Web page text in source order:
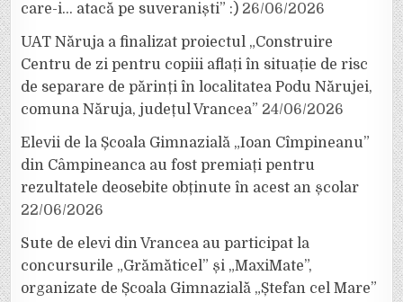
care-i… atacă pe suveraniști” :) 26/06/2026
UAT Năruja a finalizat proiectul „Construire
Centru de zi pentru copiii aflați în situație de risc
de separare de părinți în localitatea Podu Nărujei,
comuna Năruja, județul Vrancea” 24/06/2026
Elevii de la Școala Gimnazială „Ioan Cîmpineanu”
din Câmpineanca au fost premiați pentru
rezultatele deosebite obținute în acest an școlar
22/06/2026
Sute de elevi din Vrancea au participat la
concursurile „Grămăticel” și „MaxiMate”,
organizate de Școala Gimnazială „Ștefan cel Mare”